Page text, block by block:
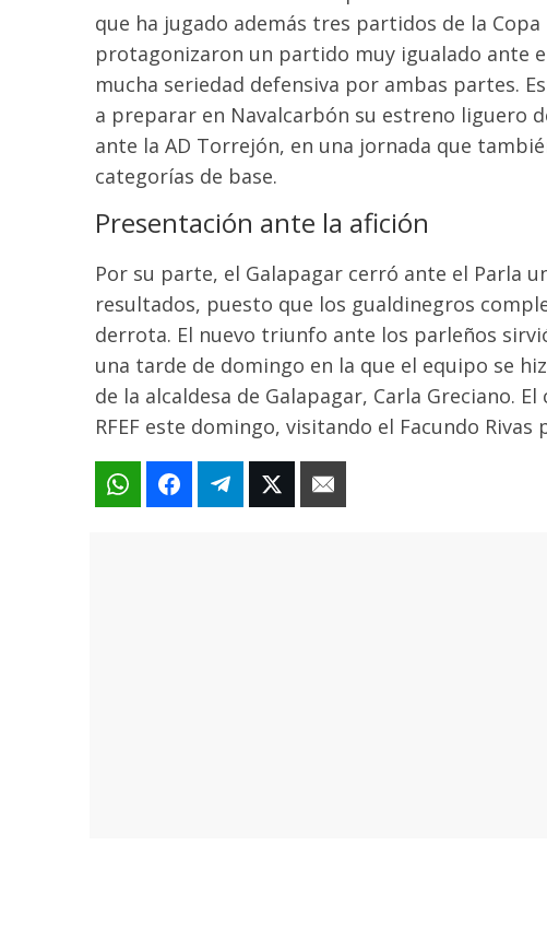
que ha jugado además tres partidos de la
protagonizaron un partido muy igualado ante
mucha seriedad defensiva por ambas partes.
a preparar en Navalcarbón su estreno liguero
ante la AD Torrejón, en una jornada que
categorías de base.
Presentación ante la afición
Por su parte, el Galapagar cerró ante el Parla
resultados, puesto que los gualdinegros
derrota. El nuevo triunfo ante los parleños
una tarde de domingo en la que el equipo se
de la alcaldesa de Galapagar, Carla Greciano.
RFEF este domingo, visitando el Facundo